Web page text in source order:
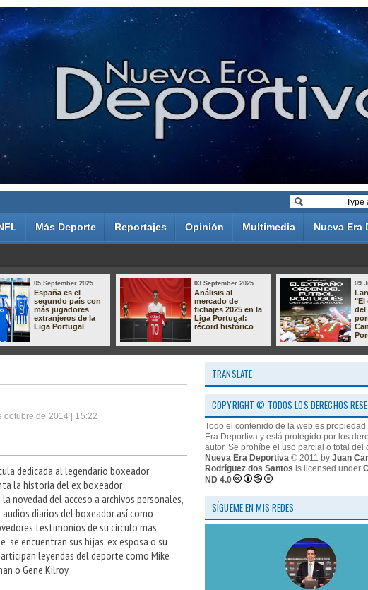
Más Deporte Reportajes Opinión Multimedia Nueva Era
05 September 2025
España es el
segundo país con
más jugadores
extranjeros de la
Liga Portugal
03 September 2025
Análisis al
mercado de
fichajes 2025 en la
Liga Portugal:
récord histórico
09
"El
del
octubre de 2014 | 15:22
dedicada al legendario boxeador
la historia del ex boxeador
novedad del acceso a archivos personales,
diarios del boxeador así como
testimonios de su círculo más
se encuentran sus hijas, ex esposa o su
leyendas del deporte como Mike
o Gene Kilroy.
TRANSLATE
COPYRIGHT © TODOS LOS DERECHOS
Todo el contenido de la web es
Era Deportiva y está protegido por los
autor. Se prohíbe el uso parcial o total del
Nueva Era Deportiva © 2011 by Juan
Rodríguez dos Santos is licensed under
ND 4.0
SÍGUEME EN MIS REDES